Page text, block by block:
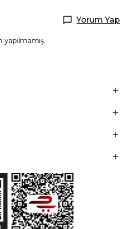
Yorum Yap